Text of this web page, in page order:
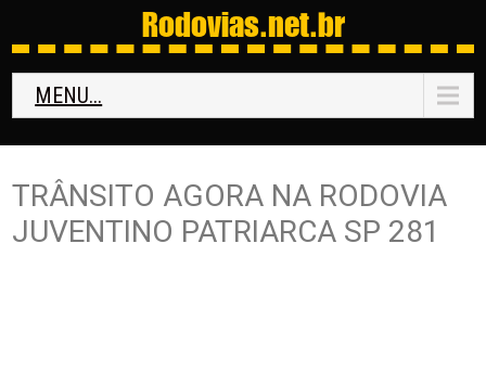
Rodovias.net.br
MENU...
TRÂNSITO AGORA NA RODOVIA
JUVENTINO PATRIARCA SP 281